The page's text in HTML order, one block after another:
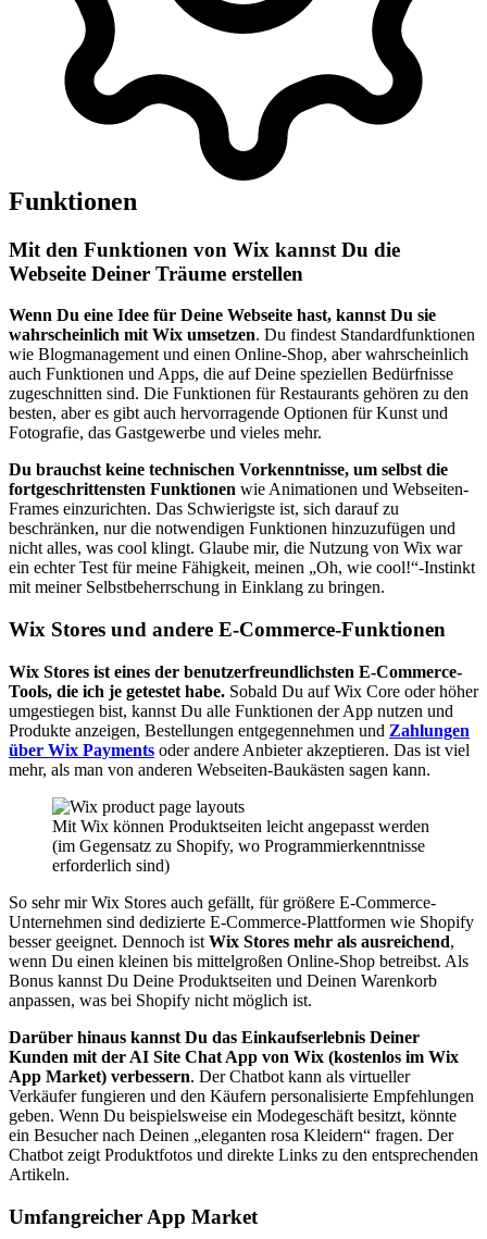
Funktionen
Mit den Funktionen von Wix kannst Du die
Webseite Deiner Träume erstellen
Wenn Du eine Idee für Deine Webseite hast, kannst Du sie
wahrscheinlich mit Wix umsetzen. Du findest Standardfunktionen
wie Blogmanagement und einen Online-Shop, aber wahrscheinlich
auch Funktionen und Apps, die auf Deine speziellen Bedürfnisse
zugeschnitten sind. Die Funktionen für Restaurants gehören zu den
besten, aber es gibt auch hervorragende Optionen für Kunst und
Fotografie, das Gastgewerbe und vieles mehr.
Du brauchst keine technischen Vorkenntnisse, um selbst die
fortgeschrittensten Funktionen wie Animationen und Webseiten-
Frames einzurichten. Das Schwierigste ist, sich darauf zu
beschränken, nur die notwendigen Funktionen hinzuzufügen und
nicht alles, was cool klingt. Glaube mir, die Nutzung von Wix war
ein echter Test für meine Fähigkeit, meinen „Oh, wie cool!“-Instinkt
mit meiner Selbstbeherrschung in Einklang zu bringen.
Wix Stores und andere E-Commerce-Funktionen
Wix Stores ist eines der benutzerfreundlichsten E-Commerce-
Tools, die ich je getestet habe. Sobald Du auf Wix Core oder höher
umgestiegen bist, kannst Du alle Funktionen der App nutzen und
Produkte anzeigen, Bestellungen entgegennehmen und Zahlungen
über Wix Payments oder andere Anbieter akzeptieren. Das ist viel
mehr, als man von anderen Webseiten-Baukästen sagen kann.
Mit Wix können Produktseiten leicht angepasst werden
(im Gegensatz zu Shopify, wo Programmierkenntnisse
erforderlich sind)
So sehr mir Wix Stores auch gefällt, für größere E-Commerce-
Unternehmen sind dedizierte E-Commerce-Plattformen wie Shopify
besser geeignet. Dennoch ist Wix Stores mehr als ausreichend,
wenn Du einen kleinen bis mittelgroßen Online-Shop betreibst. Als
Bonus kannst Du Deine Produktseiten und Deinen Warenkorb
anpassen, was bei Shopify nicht möglich ist.
Darüber hinaus kannst Du das Einkaufserlebnis Deiner
Kunden mit der AI Site Chat App von Wix (kostenlos im Wix
App Market) verbessern. Der Chatbot kann als virtueller
Verkäufer fungieren und den Käufern personalisierte Empfehlungen
geben. Wenn Du beispielsweise ein Modegeschäft besitzt, könnte
ein Besucher nach Deinen „eleganten rosa Kleidern“ fragen. Der
Chatbot zeigt Produktfotos und direkte Links zu den entsprechenden
Artikeln.
Umfangreicher App Market